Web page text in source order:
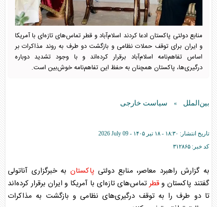
منابع دولتی پاکستان ادعا کردند اسلام‌آباد و قطر تماس‌های تازه‌ای با آمریکا
و ایران برای توقف حملات نظامی و بازگشت دو طرف به روند مذاکرات بر
اساس تفاهم‌نامه اسلام‌آباد برقرار کرده‌اند و با وجود تشدید دوباره
درگیری‌ها، پاکستان همچنان به حفظ این تفاهم‌نامه خوش‌بین است.
بین‌الملل » سیاست خارجی
تاریخ انتشار: ۱۸:۳۰ - ۱۸ تير ۱۴۰۵ -
2026 July 09
کد خبر: ۳۱۲۸۶۵
به گزارش راهبرد معاصر، منابع دولتی پاکستان به خبرگزاری آناتولی
گفتند پاکستانوقطر تماس‌های تازه‌ای با آمریکا و ایران برقرار کرده‌اند
تا دو طرف را به توقف درگیری‌های نظامی و بازگشت به مذاکرات